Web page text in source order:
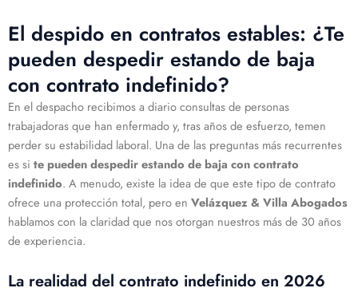
El despido en contratos estables: ¿Te
pueden despedir estando de baja
con contrato indefinido?
En el despacho recibimos a diario consultas de personas
trabajadoras que han enfermado y, tras años de esfuerzo, temen
perder su estabilidad laboral. Una de las preguntas más recurrentes
es si te pueden despedir estando de baja con contrato
indefinido. A menudo, existe la idea de que este tipo de contrato
ofrece una protección total, pero en Velázquez & Villa Abogados
hablamos con la claridad que nos otorgan nuestros más de 30 años
de experiencia.
La realidad del contrato indefinido en 2026